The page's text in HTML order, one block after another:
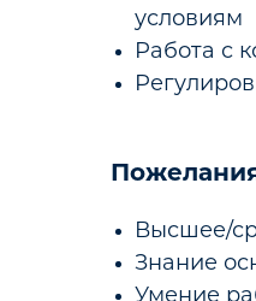
условиям
Работа с
Высшее/
Знание